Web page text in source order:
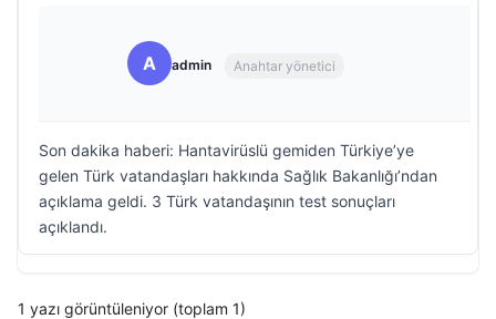
A admin Anahtar yönetici
Son dakika haberi: Hantavirüslü gemiden Türkiye’ye
gelen Türk vatandaşları hakkında Sağlık Bakanlığı’ndan
açıklama geldi. 3 Türk vatandaşının test sonuçları
açıklandı.
1 yazı görüntüleniyor (toplam 1)